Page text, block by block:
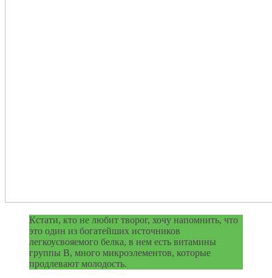
Кстати, кто не любит творог, хочу напомнить, что
это один из богатейших источников
легкоусвояемого белка, в нем есть витамины
группы В, много микроэлементов, которые
продлевают молодость.